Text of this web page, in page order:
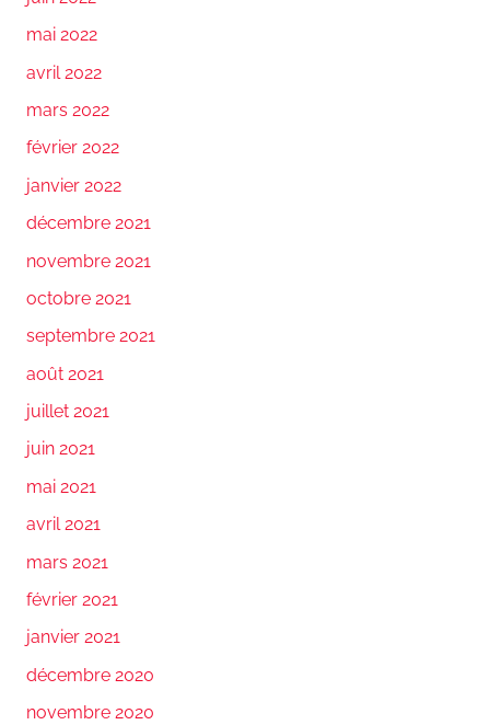
mai 2022
avril 2022
mars 2022
février 2022
janvier 2022
décembre 2021
novembre 2021
octobre 2021
septembre 2021
août 2021
juillet 2021
juin 2021
mai 2021
avril 2021
mars 2021
février 2021
janvier 2021
décembre 2020
novembre 2020